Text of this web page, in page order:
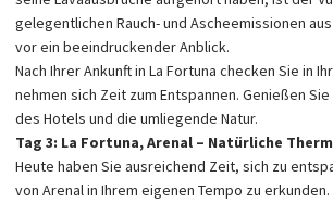
gelegentlichen Rauch- und Ascheemissionen
vor ein beeindruckender Anblick.
Nach Ihrer Ankunft in La Fortuna checken Sie in
nehmen sich Zeit zum Entspannen. Genießen
des Hotels und die umliegende Natur.
Tag 3: La Fortuna, Arenal – Natürliche
Heute haben Sie ausreichend Zeit, sich zu
von Arenal in Ihrem eigenen Tempo zu erkunden.